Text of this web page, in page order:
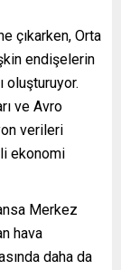
çıkarken, Orta
endişelerin
oluşturuyor.
ve Avro
verileri
ekonomi
Merkez
hava
daha da